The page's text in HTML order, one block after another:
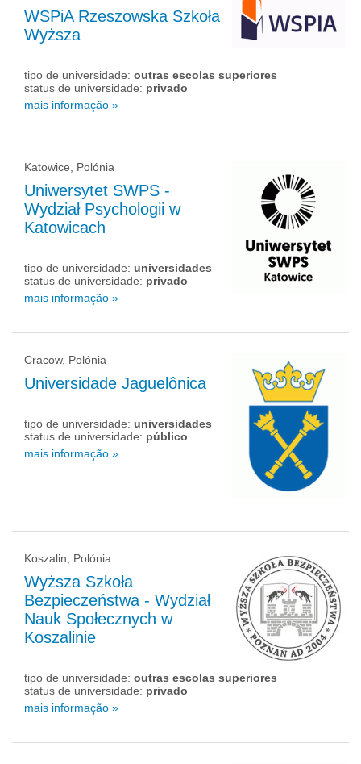
WSPiA Rzeszowska Szkoła
Wyższa
tipo de universidade: outras escolas superiores
status de universidade: privado
mais informação »
Katowice, Polónia
Uniwersytet SWPS -
Wydział Psychologii w
Katowicach
tipo de universidade: universidades
status de universidade: privado
mais informação »
Cracow, Polónia
Universidade Jaguelônica
tipo de universidade: universidades
status de universidade: público
mais informação »
Koszalin, Polónia
Wyższa Szkoła
Bezpieczeństwa - Wydział
Nauk Społecznych w
Koszalinie
tipo de universidade: outras escolas superiores
status de universidade: privado
mais informação »